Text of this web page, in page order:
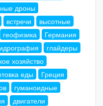
дроны
встречи
высотные
геофизика
Германия
глайдеры
хозяйство
еды
Греция
гуманоидные
двигатели